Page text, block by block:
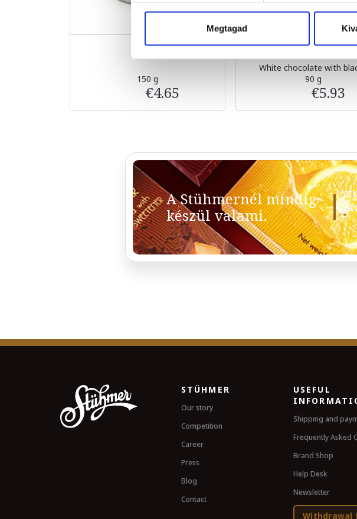
Megtagad
150 g
€4.65
White chocolate with
90 g
€5.93
A Stühmernél mindig
készül valami.
STÜHMER
Our story
Competition
Career
Press
Blog
Contact
USEFUL
Shipping and
Frequently Asked
Brand Shop
Help Desk
Newsletter
Withdrawal